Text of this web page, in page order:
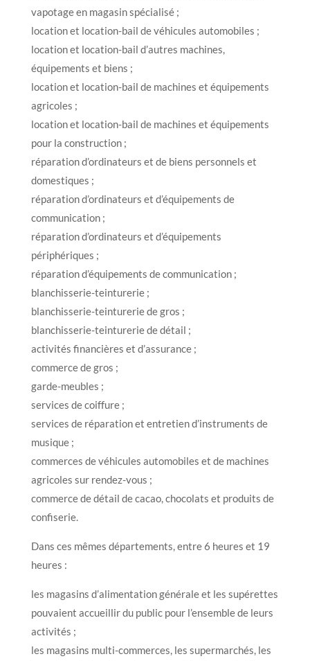
vapotage en magasin spécialisé ;
location et location-bail de véhicules automobiles ;
location et location-bail d’autres machines,
équipements et biens ;
location et location-bail de machines et équipements
agricoles ;
location et location-bail de machines et équipements
pour la construction ;
réparation d’ordinateurs et de biens personnels et
domestiques ;
réparation d’ordinateurs et d’équipements de
communication ;
réparation d’ordinateurs et d’équipements
périphériques ;
réparation d’équipements de communication ;
blanchisserie-teinturerie ;
blanchisserie-teinturerie de gros ;
blanchisserie-teinturerie de détail ;
activités financières et d’assurance ;
commerce de gros ;
garde-meubles ;
services de coiffure ;
services de réparation et entretien d’instruments de
musique ;
commerces de véhicules automobiles et de machines
agricoles sur rendez-vous ;
commerce de détail de cacao, chocolats et produits de
confiserie.
Dans ces mêmes départements, entre 6 heures et 19
heures :
les magasins d’alimentation générale et les supérettes
pouvaient accueillir du public pour l’ensemble de leurs
activités ;
les magasins multi-commerces, les supermarchés, les